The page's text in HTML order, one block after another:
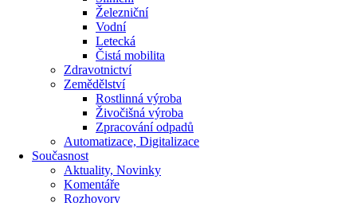
Železniční
Vodní
Letecká
Čistá mobilita
Zdravotnictví
Zemědělství
Rostlinná výroba
Živočišná výroba
Zpracování odpadů
Automatizace, Digitalizace
Současnost
Aktuality, Novinky
Komentáře
Rozhovory